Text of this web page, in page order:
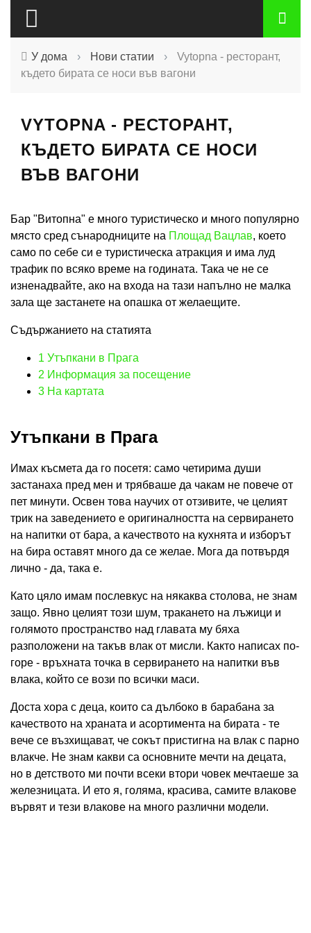
У дома › Нови статии ›
Vytopna - ресторант,
където бирата се носи във вагони
VYTOPNA - РЕСТОРАНТ,
КЪДЕТО БИРАТА СЕ НОСИ
ВЪВ ВАГОНИ
Бар "Витопна" е много туристическо и много популярно
място сред сънародниците на Площад Вацлав, което
само по себе си е туристическа атракция и има луд
трафик по всяко време на годината. Така че не се
изненадвайте, ако на входа на тази напълно не малка
зала ще застанете на опашка от желаещите.
Съдържанието на статията
1 Утъпкани в Прага
2 Информация за посещение
3 На картата
Утъпкани в Прага
Имах късмета да го посетя: само четирима души
застанаха пред мен и трябваше да чакам не повече от
пет минути. Освен това научих от отзивите, че целият
трик на заведението е оригиналността на сервирането
на напитки от бара, а качеството на кухнята и изборът
на бира оставят много да се желае. Мога да потвърдя
лично - да, така е.
Като цяло имам послевкус на някаква столова, не знам
защо. Явно целият този шум, тракането на лъжици и
голямото пространство над главата му бяха
разположени на такъв влак от мисли. Както написах по-
горе - връхната точка в сервирането на напитки във
влака, който се вози по всички маси.
Доста хора с деца, които са дълбоко в барабана за
качеството на храната и асортимента на бирата - те
вече се възхищават, че сокът пристигна на влак с парно
влакче. Не знам какви са основните мечти на децата,
но в детството ми почти всеки втори човек мечтаеше за
железницата. И ето я, голяма, красива, самите влакове
вървят и тези влакове на много различни модели.